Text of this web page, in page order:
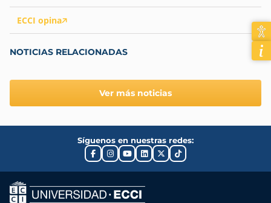
ECCI opina
NOTICIAS RELACIONADAS
Ver más noticias
Síguenos en nuestras redes: